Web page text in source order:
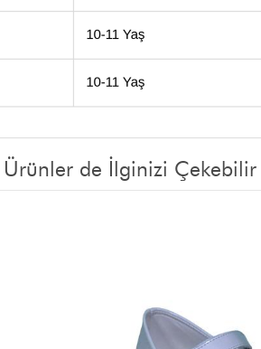
Ürünler de İlginizi Çekebilir